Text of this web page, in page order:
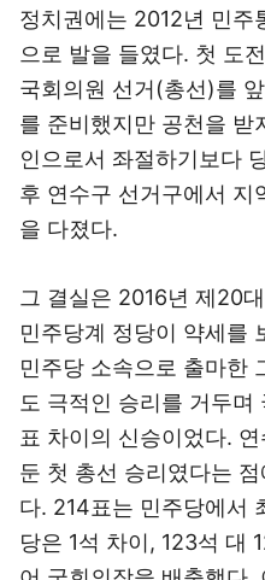
정치권에는 2012년 민주
으로 발을 들였다. 첫 도
국회의원 선거(총선)를
를 준비했지만 공천을 받
인으로서 좌절하기보다
후 연수구 선거구에서 지
을 다졌다.
그 결실은 2016년 제20
민주당계 정당이 약세를
민주당 소속으로 출마한
도 극적인 승리를 거두
표 차이의 신승이었다.
둔 첫 총선 승리였다는
다. 214표는 민주당에서
당은 1석 차이, 123석 대